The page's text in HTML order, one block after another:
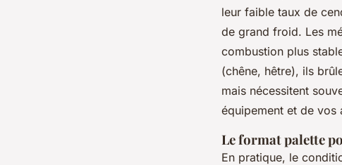
leur faible taux de
de grand froid. Les
combustion plus
(chêne, hêtre), ils
mais nécessitent
équipement et de vos
Le format palette
En pratique, le